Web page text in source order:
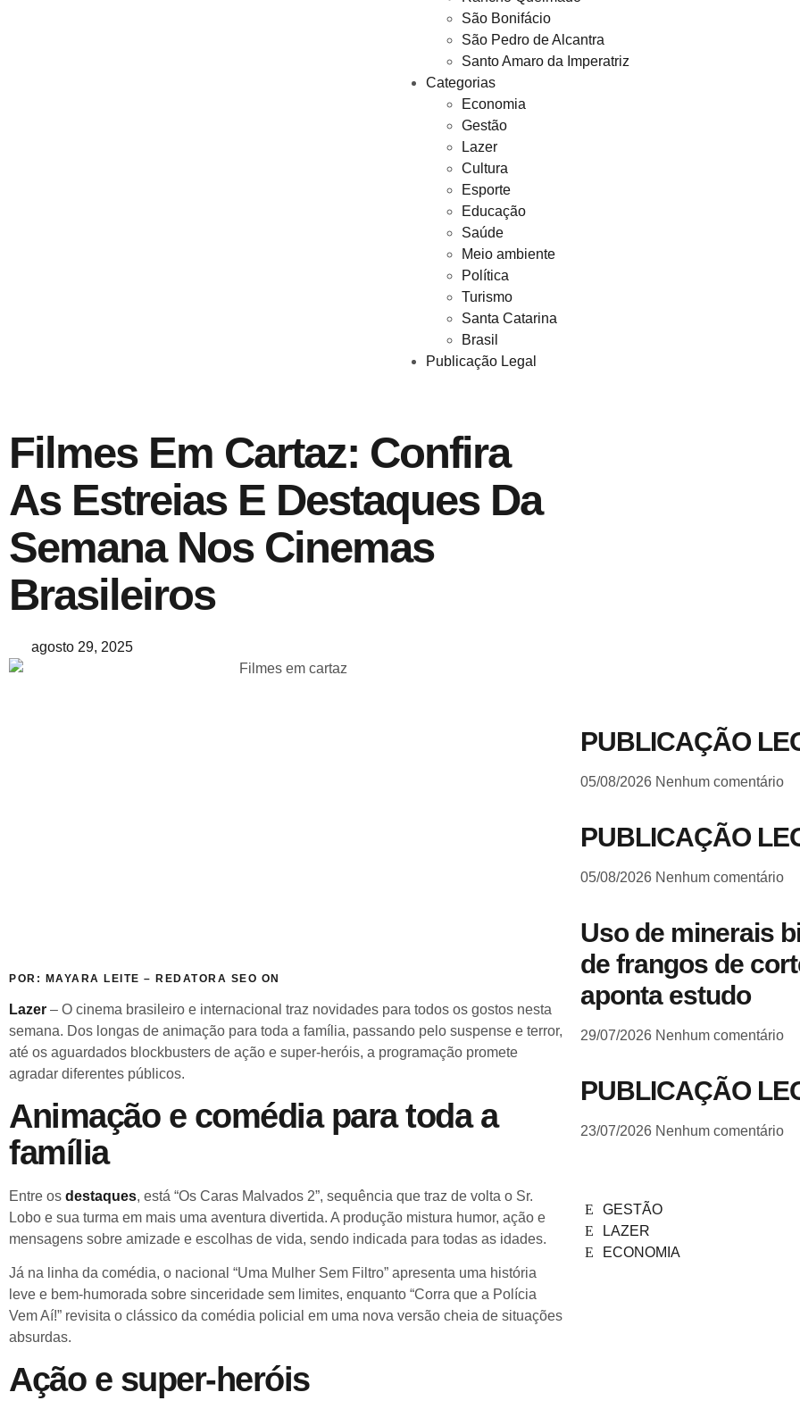
São Bonifácio
São Pedro de Alcantra
Santo Amaro da Imperatriz
Categorias
Economia
Gestão
Lazer
Cultura
Esporte
Educação
Saúde
Meio ambiente
Política
Turismo
Santa Catarina
Brasil
Publicação Legal
Filmes Em Cartaz: Confira
As Estreias E Destaques Da
Semana Nos Cinemas
Brasileiros
agosto 29, 2025
POR: MAYARA LEITE – REDATORA SEO ON
Lazer – O cinema brasileiro e internacional traz novidades para todos os gostos nesta
semana. Dos longas de animação para toda a família, passando pelo suspense e terror,
até os aguardados blockbusters de ação e super-heróis, a programação promete
agradar diferentes públicos.
Animação e comédia para toda a
família
Entre os destaques, está “Os Caras Malvados 2”, sequência que traz de volta o Sr.
Lobo e sua turma em mais uma aventura divertida. A produção mistura humor, ação e
mensagens sobre amizade e escolhas de vida, sendo indicada para todas as idades.
Já na linha da comédia, o nacional “Uma Mulher Sem Filtro” apresenta uma história
leve e bem-humorada sobre sinceridade sem limites, enquanto “Corra que a Polícia
Vem Aí!” revisita o clássico da comédia policial em uma nova versão cheia de situações
absurdas.
Ação e super-heróis
PUBLICAÇÃO
05/08/2026 Nenhum comentário
PUBLICAÇÃO
05/08/2026 Nenhum comentário
Uso de minerais
de frangos de
aponta estudo
29/07/2026 Nenhum comentário
PUBLICAÇÃO
23/07/2026 Nenhum comentário
GESTÃO
LAZER
ECONOMIA